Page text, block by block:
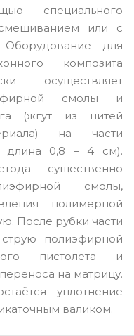
специального
или с
для
композита
осуществляет
смолы и
(жгут из нитей
на части
длина 0,8 – 4 см).
существенно
смолы,
полимерной
После рубки части
полиэфирной
пистолета и
на матрицу.
уплотнение
валиком.